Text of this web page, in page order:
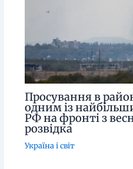
Просування в
одним із
РФ на фронті з
розвідка
Україна і світ